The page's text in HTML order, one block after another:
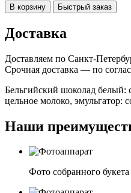
В корзину Быстрый заказ
Доставка
Доставляем по Санкт-
Срочная доставка — по
Бельгийский шоколад белый:
цельное молоко, эмульгатор:
Наши
Фото собранного букета